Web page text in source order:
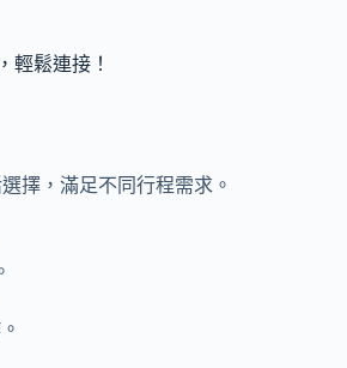
輕鬆連接！
擇，滿足不同行程需求。